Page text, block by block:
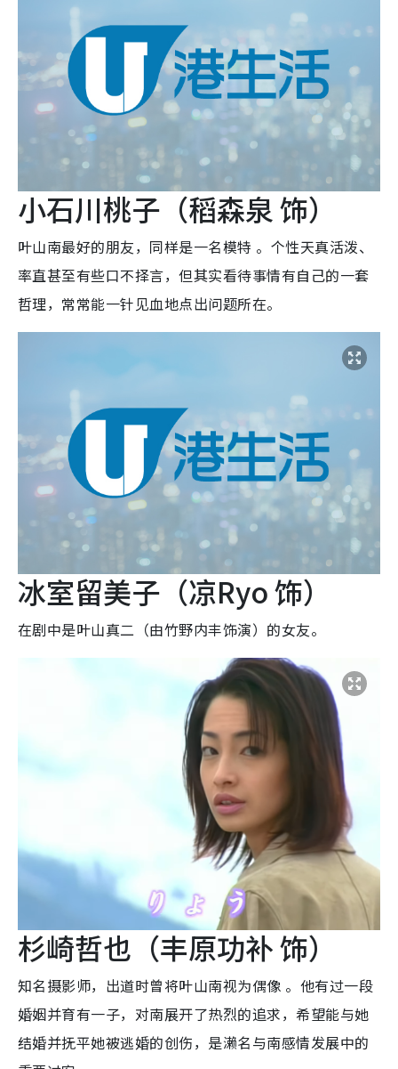
小石川桃子（稻森泉 饰）
叶山南最好的朋友，同样是一名模特 。个性天真活泼、
率直甚至有些口不择言，但其实看待事情有自己的一套
哲理，常常能一针见血地点出问题所在。
冰室留美子（凉Ryo 饰）
在剧中是叶山真二（由竹野内丰饰演）的女友。
杉崎哲也（丰原功补 饰）
知名摄影师，出道时曾将叶山南视为偶像 。他有过一段
婚姻并育有一子，对南展开了热烈的追求，希望能与她
结婚并抚平她被逃婚的创伤，是濑名与南感情发展中的